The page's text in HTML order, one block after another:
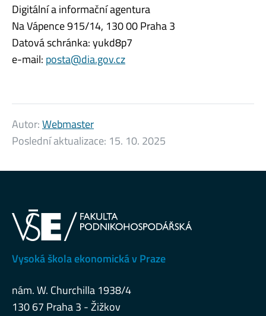
Digitální a informační agentura
Na Vápence 915/14, 130 00 Praha 3
Datová schránka: yukd8p7
e-mail: posta@dia.gov.cz
Autor:Webmaster
Poslední aktualizace: 15. 10. 2025
Vysoká škola ekonomická v Praze
nám. W. Churchilla 1938/4
130 67 Praha 3 - Žižkov